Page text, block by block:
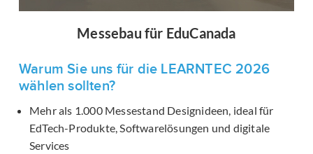
Messebau für EduCanada
Warum Sie uns für die LEARNTEC 2026
wählen sollten?
Mehr als 1.000 Messestand Designideen, ideal für
EdTech-Produkte, Softwarelösungen und digitale
Services